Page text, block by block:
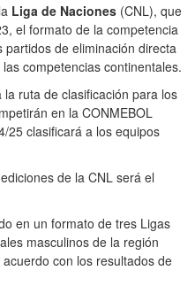
Liga de Naciones (CNL), que
el formato de la competencia
de eliminación directa
competencias continentales.
ruta de clasificación para los
en la CONMEBOL
25 clasificará a los equipos
de la CNL será el
en un formato de tres Ligas
masculinos de la región
con los resultados de